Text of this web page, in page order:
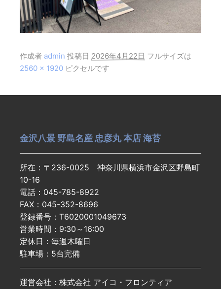
作成者 admin 投稿日 2026年4月22日 フルサイズは
2560 × 1920 ピクセルです
金沢八景 野島名産 忠彦丸 本店 海苔
所在：〒236-0025 神奈川県横浜市金沢区野島町
10-16
電話：045-785-8922
FAX：045-352-8696
登録番号：T6020001049673
営業時間：9:30～16:00
定休日：毎週木曜日
駐車場：5台完備
運営会社：株式会社 アイコ・フロンティア